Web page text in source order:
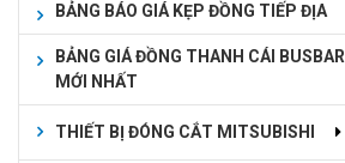
BẢNG BÁO GIÁ KẸP ĐỒNG TIẾP ĐỊA
BẢNG GIÁ ĐỒNG THANH CÁI BUSBAR
MỚI NHẤT
THIẾT BỊ ĐÓNG CẮT MITSUBISHI